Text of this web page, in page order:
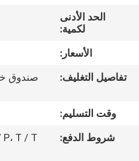
جولة
المعمل
جودة
الحد الأدنى
لكمية:
الأسعار:
تفاصيل التغليف:
صندوق
وقت التسليم:
شروط الدفع: